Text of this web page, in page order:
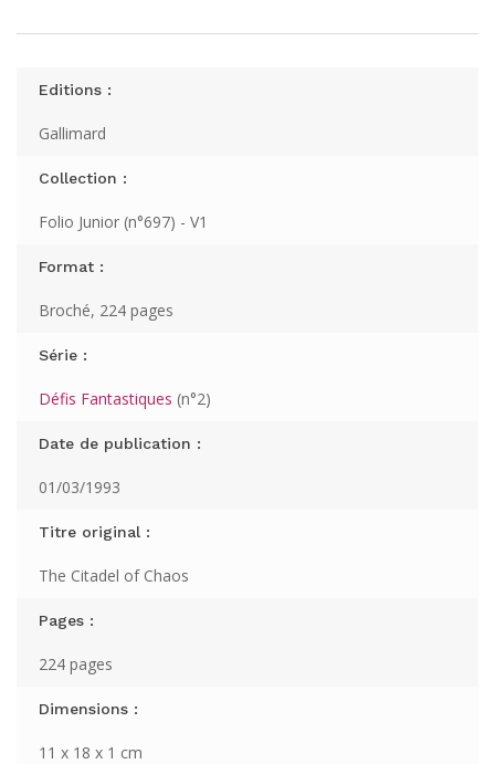
Editions :
Gallimard
Collection :
Folio Junior (n°697) - V1
Format :
Broché, 224 pages
Série :
Défis Fantastiques (n°2)
Date de publication :
01/03/1993
Titre original :
The Citadel of Chaos
Pages :
224 pages
Dimensions :
11 x 18 x 1 cm